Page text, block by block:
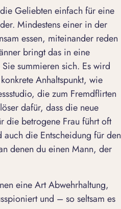
Geliebten einfach für eine
Mindestens einer in der
essen, miteinander reden
bringt das in eine
summieren sich. Es wird
Anhaltspunkt, wie
die zum Fremdflirten
dafür, dass die neue
die betrogene Frau führt oft
die Entscheidung für den
denen du einen Mann, der
eine Art Abwehrhaltung,
und – so seltsam es